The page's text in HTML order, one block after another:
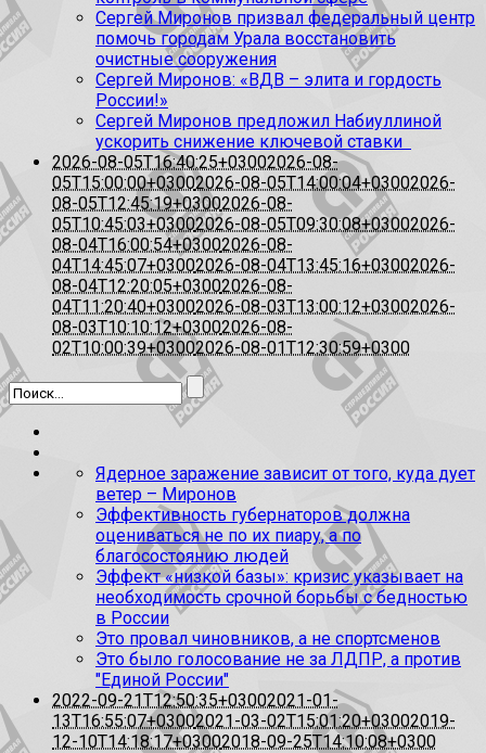
Сергей Миронов призвал федеральный центр
помочь городам Урала восстановить
очистные сооружения
Сергей Миронов: «ВДВ – элита и гордость
России!»
Сергей Миронов предложил Набиуллиной
ускорить снижение ключевой ставки
2026-08-05T16:40:25+03002026-08-
05T15:00:00+03002026-08-05T14:00:04+03002026-
08-05T12:45:19+03002026-08-
05T10:45:03+03002026-08-05T09:30:08+03002026-
08-04T16:00:54+03002026-08-
04T14:45:07+03002026-08-04T13:45:16+03002026-
08-04T12:20:05+03002026-08-
04T11:20:40+03002026-08-03T13:00:12+03002026-
08-03T10:10:12+03002026-08-
02T10:00:39+03002026-08-01T12:30:59+0300
Ядерное заражение зависит от того, куда дует
ветер – Миронов
Эффективность губернаторов должна
оцениваться не по их пиару, а по
благосостоянию людей
Эффект «низкой базы»: кризис указывает на
необходимость срочной борьбы с бедностью
в России
Это провал чиновников, а не спортсменов
Это было голосование не за ЛДПР, а против
"Единой России"
2022-09-21T12:50:35+03002021-01-
13T16:55:07+03002021-03-02T15:01:20+03002019-
12-10T14:18:17+03002018-09-25T14:10:08+0300